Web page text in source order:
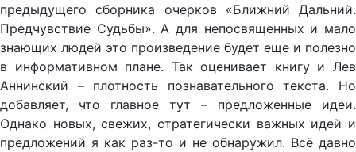
предыдущего сборника очерков «Ближний Дальний.
Предчувствие Судьбы». А для непосвященных и мало
знающих людей это произведение будет еще и полезно
в информативном плане. Так оценивает книгу и Лев
Аннинский – плотность познавательного текста. Но
добавляет, что главное тут – предложенные идеи.
Однако новых, свежих, стратегически важных идей и
предложений я как раз-то и не обнаружил. Всё давно